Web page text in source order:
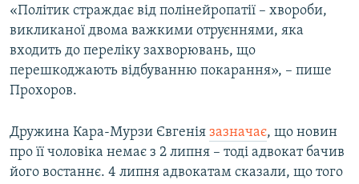
Усі сайти RFE/RL
«Політик страждає від полінейропатії – хвороби,
викликаної двома важкими отруєннями, яка
входить до переліку захворювань, що
перешкоджають відбуванню покарання», – пише
Прохоров.
Дружина Кара-Мурзи Євгенія зазначає, що новин
про її чоловіка немає з 2 липня – тоді адвокат бачив
його востаннє. 4 липня адвокатам сказали, що того